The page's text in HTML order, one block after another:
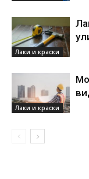
Лаки и краски
Лаки и краски